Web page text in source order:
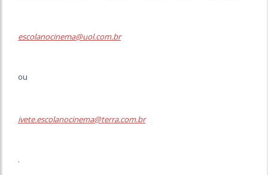
escolanocinema@uol.com.br
ou
ivete.escolanocinema@terra.com.br
.